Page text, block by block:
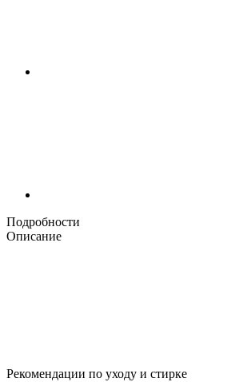
Подробности
Описание
Рекомендации по уходу и стирке